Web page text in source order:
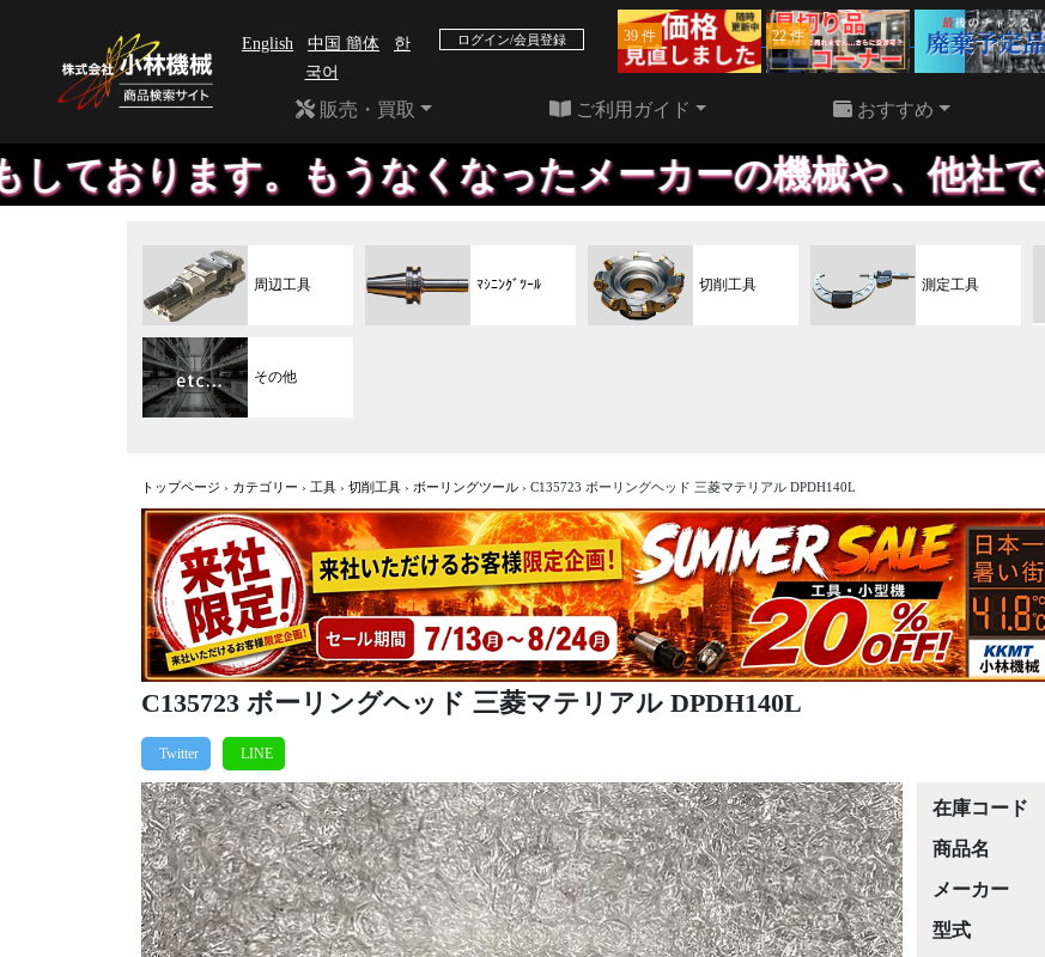
English 中国 簡体
한
국어
ログイン/会員登録 39 件 22 件
販売・買取 ご利用ガイド おすすめ
うなくなったメーカーの機械や、他社で買われた機械
周辺工具 ﾏｼﾆﾝｸﾞﾂｰﾙ 切削工具 測定工具
その他
トップページ › カテゴリー › 工具 › 切削工具 › ボーリングツール › C135723 ボーリングヘッド 三菱マテリアル DPDH140L
C135723 ボーリングヘッド 三菱マテリアル DPDH140L
在庫コード
商品名
メーカー
型式